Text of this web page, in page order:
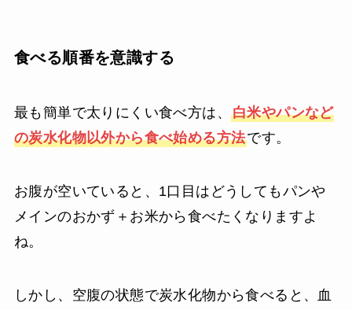
食べる順番を意識する
最も簡単で太りにくい食べ方は、 白米やパンなど
の炭水化物以外から食べ始める方法です。
お腹が空いていると、1口目はどうしてもパンや
メインのおかず＋お米から食べたくなりますよ
ね。
しかし、空腹の状態で炭水化物から食べると、血